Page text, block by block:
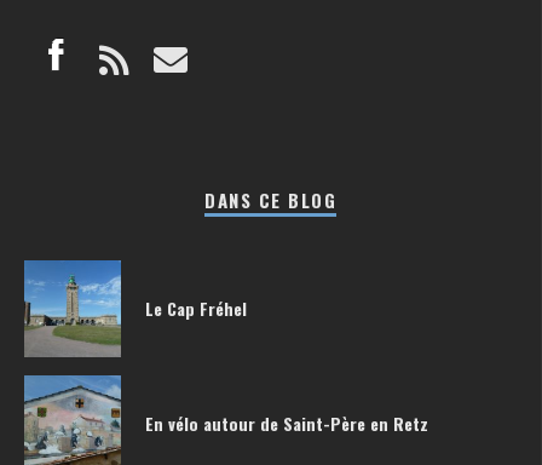
DANS CE BLOG
Le Cap Fréhel
En vélo autour de Saint-Père en Retz